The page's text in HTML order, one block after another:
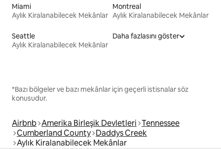
Miami
Aylık Kiralanabilecek Mekânlar
Montreal
Aylık Kiralanabilecek Mekânlar
Seattle
Aylık Kiralanabilecek Mekânlar
Daha fazlasını göster
*Bazı bölgeler ve bazı mekânlar için geçerli istisnalar söz
konusudur.
Airbnb Amerika Birleşik Devletleri Tennessee
Cumberland County Daddys Creek
Aylık Kiralanabilecek Mekânlar